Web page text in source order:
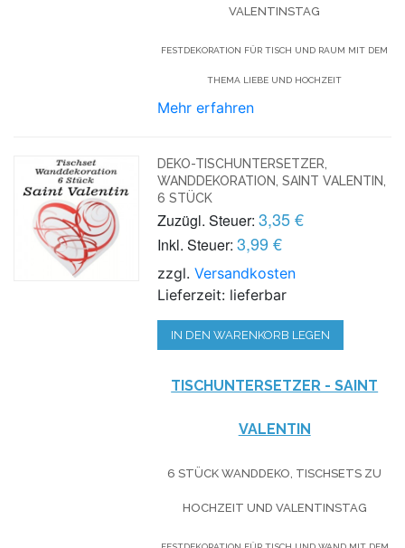
VALENTINSTAG
FESTDEKORATION FÜR TISCH UND RAUM MIT DEM
THEMA LIEBE UND HOCHZEIT
Mehr erfahren
DEKO-TISCHUNTERSETZER,
WANDDEKORATION, SAINT VALENTIN,
6 STÜCK
Zuzügl. Steuer: 3,35 €
Inkl. Steuer: 3,99 €
zzgl.Versandkosten
Lieferzeit: lieferbar
IN DEN WARENKORB LEGEN
TISCHUNTERSETZER - SAINT
VALENTIN
6 STÜCK WANDDEKO, TISCHSETS ZU
HOCHZEIT UND VALENTINSTAG